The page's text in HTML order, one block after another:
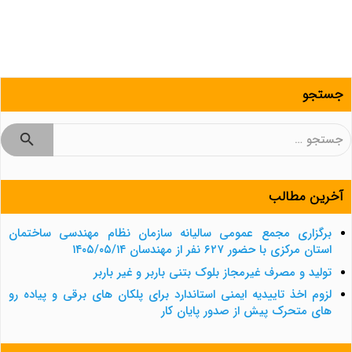
جستجو
جستجو
آخرین مطالب
برگزاری مجمع عمومی سالیانه سازمان نظام مهندسی ساختمان
استان مرکزی با حضور ۶۲۷ نفر از مهندسان ۱۴۰۵/۰۵/۱۴
تولید و مصرف غیرمجاز بلوک بتنی باربر و غیر باربر
لزوم اخذ تاییدیه ایمنی استاندارد برای پلکان های برقی و پیاده رو
های متحرک پیش از صدور پایان کار